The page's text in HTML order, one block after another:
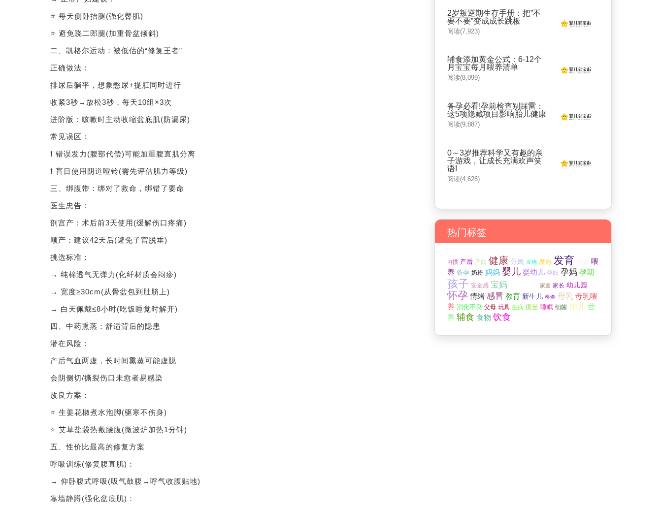
⭐ 每天侧卧抬腿(强化臀肌)
⭐ 避免跷二郎腿(加重骨盆倾斜)
二、凯格尔运动：被低估的“修复王者”
正确做法：
排尿后躺平，想象憋尿+提肛同时进行
收紧3秒→放松3秒，每天10组×3次
进阶版：咳嗽时主动收缩盆底肌(防漏尿)
常见误区：
❗ 错误发力(腹部代偿)可能加重腹直肌分离
❗ 盲目使用阴道哑铃(需先评估肌力等级)
三、绑腹带：绑对了救命，绑错了要命
医生忠告：
剖宫产：术后前3天使用(缓解伤口疼痛)
顺产：建议42天后(避免子宫脱垂)
挑选标准：
→ 纯棉透气无弹力(化纤材质会闷疹)
→ 宽度≥30cm(从骨盆包到肚脐上)
→ 白天佩戴≤8小时(吃饭睡觉时解开)
四、中药熏蒸：舒适背后的隐患
潜在风险：
产后气血两虚，长时间熏蒸可能虚脱
会阴侧切/撕裂伤口未愈者易感染
改良方案：
⭐ 生姜花椒煮水泡脚(驱寒不伤身)
⭐ 艾草盐袋热敷腰腹(微波炉加热1分钟)
五、性价比最高的修复方案
呼吸训练(修复腹直肌)：
→ 仰卧腹式呼吸(吸气鼓腹→呼气收腹贴地)
靠墙静蹲(强化盆底肌)：
2岁叛逆期生存手册：把”不
要不要”变成成长跳板
阅读(7,923)
辅食添加黄金公式：6-12个
月宝宝每月喂养清单
阅读(8,099)
备孕必看!孕前检查别踩雷：
这5项隐藏项目影响胎儿健康
阅读(9,887)
0～3岁推荐科学又有趣的亲
子游戏，让成长充满欢声笑
语!
阅读(4,626)
热门标签
习惯 产后 产妇 健康 分娩 发烧 发热 发育
喂
养 备孕 奶粉 妈妈 婴儿 婴幼儿 孕妇 孕妈 孕期
孩子 安全感 宝妈 家庭 家长 幼儿园
怀孕 情绪 感冒 教育 新生儿 检查 母乳 母乳喂
养 消化不良 父母 玩具 生病 疫苗 睡眠 细菌 胎儿 营
养 辅食 食物 饮食